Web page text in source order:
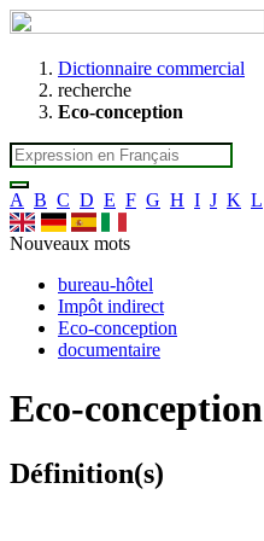
Dictionnaire commercial
recherche
Eco-conception
A B C D E F G H I J K L
Nouveaux mots
bureau-hôtel
Impôt indirect
Eco-conception
documentaire
Eco-conception
Définition(s)